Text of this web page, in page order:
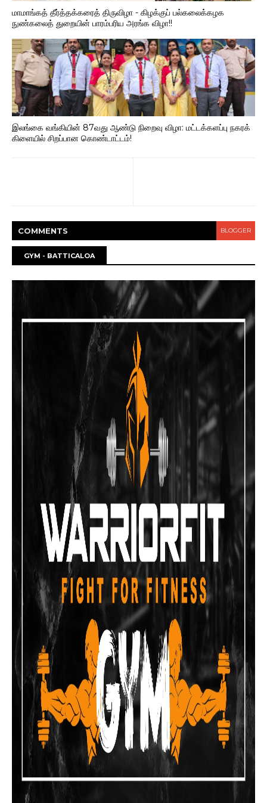
மாமாங்கத் தீர்த்தக்கரைத் திருவிழா - கிழக்குப் பல்கலைக்கழக
நுண்கலைத் துறையின் பாரம்பரிய அரங்க விழா!!
இலங்கை வங்கியின் 87வது ஆண்டு நிறைவு விழா: மட்டக்களப்பு நகரக்
கிளையில் சிறப்பான கொண்டாட்டம்!
COMMENTS BLOGGER
GYM - BATTICALOA